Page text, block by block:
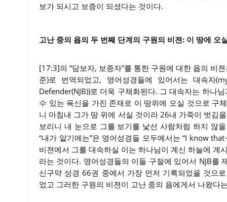
보가 되시고 보증이 되셨다는 것이다.
고난 중의 욥의 두 번째 단계의 구원의 비젼: 이 땅에
[17:3]의 “담보자, 보증자”를 통한 구원에 대한 욥의 비
준)로 번역되었고, 영어성경들에 있어서는 대속자
Defender(NJB))로 더욱 구체화된다. 그 대속자는 하나
수 있는 육신을 가진 존재로 이 땅위에 오실 것으로 구
니 마침내 그가 땅 위에 서실 것이라 26내 가죽이 벗김
보리니 내 눈으로 그를 보기를 낯선 사람처럼 하지 않
“내가 알기에는”은 영어성경들 모두에서는 “I know
비젼에서 그를 대속하실 이는 하나님이 계신 하늘에 계
라는 것이다. 영어성경들의 이들 구절에 있어서 NJB를
신구약 성경 66권 중에서 가장 먼저 기록되었을 것으
었고 그러한 구원의 비젼이 고난 중의 욥에게서 나왔다